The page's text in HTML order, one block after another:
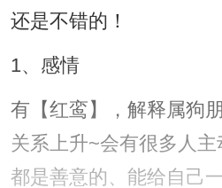
还是不错的！
1、感情
有【红鸾】，解释属狗
关系上升~会有很多人
都是善意的、能给自己